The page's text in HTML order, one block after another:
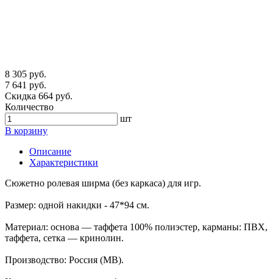
8 305 руб.
7 641 руб.
Скидка 664 руб.
Количество
шт
В корзину
Описание
Характеристики
Сюжетно ролевая ширма (без каркаса) для игр.
Размер: одной накидки - 47*94 см.
Материал: основа — таффета 100% полиэстер, карманы: ПВХ,
таффета, сетка — кринолин.
Производство: Россия (МВ).